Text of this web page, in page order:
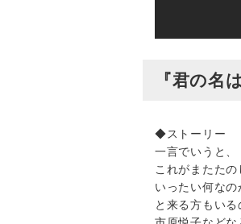
『君の名
◆ストーリー
一言でいうと、
これがまたた
いったい何な
と来る方もい